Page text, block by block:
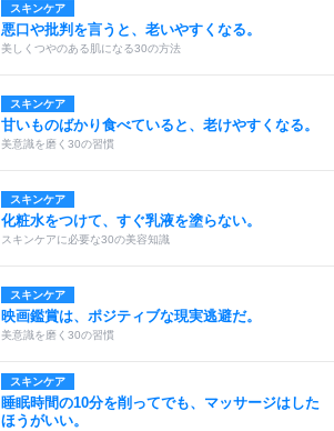
スキンケア
悪口や批判を言うと、老いやすくなる。
美しくつやのある肌になる30の方法
スキンケア
甘いものばかり食べていると、老けやすくなる。
美意識を磨く30の習慣
スキンケア
化粧水をつけて、すぐ乳液を塗らない。
スキンケアに必要な30の美容知識
スキンケア
映画鑑賞は、ポジティブな現実逃避だ。
美意識を磨く30の習慣
スキンケア
睡眠時間の10分を削ってでも、マッサージはした
ほうがいい。